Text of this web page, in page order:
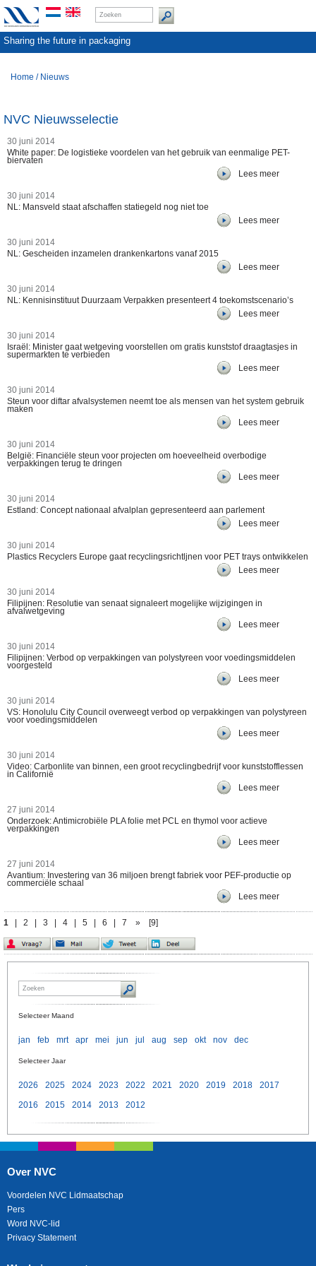
Sharing the future in packaging
Home / Nieuws
NVC Nieuwsselectie
30 juni 2014
White paper: De logistieke voordelen van het gebruik van eenmalige PET-
biervaten
Lees meer
30 juni 2014
NL: Mansveld staat afschaffen statiegeld nog niet toe
Lees meer
30 juni 2014
NL: Gescheiden inzamelen drankenkartons vanaf 2015
Lees meer
30 juni 2014
NL: Kennisinstituut Duurzaam Verpakken presenteert 4 toekomstscenario’s
Lees meer
30 juni 2014
Israël: Minister gaat wetgeving voorstellen om gratis kunststof draagtasjes in
supermarkten te verbieden
Lees meer
30 juni 2014
Steun voor diftar afvalsystemen neemt toe als mensen van het system gebruik
maken
Lees meer
30 juni 2014
België: Financiële steun voor projecten om hoeveelheid overbodige
verpakkingen terug te dringen
Lees meer
30 juni 2014
Estland: Concept nationaal afvalplan gepresenteerd aan parlement
Lees meer
30 juni 2014
Plastics Recyclers Europe gaat recyclingsrichtljnen voor PET trays ontwikkelen
Lees meer
30 juni 2014
Filipijnen: Resolutie van senaat signaleert mogelijke wijzigingen in
afvalwetgeving
Lees meer
30 juni 2014
Filipijnen: Verbod op verpakkingen van polystyreen voor voedingsmiddelen
voorgesteld
Lees meer
30 juni 2014
VS: Honolulu City Council overweegt verbod op verpakkingen van polystyreen
voor voedingsmiddelen
Lees meer
30 juni 2014
Video: Carbonlite van binnen, een groot recyclingbedrijf voor kunststofflessen
in Californië
Lees meer
27 juni 2014
Onderzoek: Antimicrobiële PLA folie met PCL en thymol voor actieve
verpakkingen
Lees meer
27 juni 2014
Avantium: Investering van 36 miljoen brengt fabriek voor PEF-productie op
commerciële schaal
Lees meer
1 2 3 4 5 6 7 » [9]
Selecteer Maand
jan feb mrt apr mei jun jul aug sep okt nov dec
Selecteer Jaar
2026 2025 2024 2023 2022 2021 2020 2019 2018
2017
2016
2015 2014 2013 2012
Over NVC
Voordelen NVC Lidmaatschap
Pers
Word NVC-lid
Privacy Statement